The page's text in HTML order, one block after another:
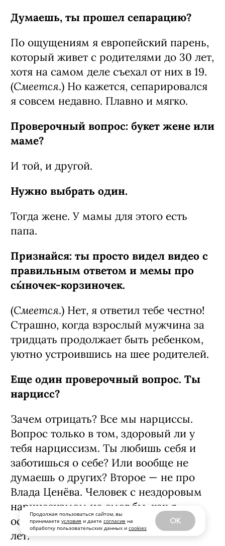
Продолжая пользоваться сайтом, вы
принимаете условия и даете согласие на
обработку пользовательских данных и cookies
OK
Думаешь, ты прошел сепарацию?
По ощущениям я европейский парень,
который живет с родителями до 30 лет,
хотя на самом деле съехал от них в 19.
(Смеется.) Но кажется, сепарировался
я совсем недавно. Плавно и мягко.
Проверочный вопрос: букет жене или
маме?
И той, и другой.
Нужно выбрать один.
Тогда жене. У мамы для этого есть
папа.
Признайся: ты просто видел видео с
правильным ответом и мемы про
сы́ночек-­корзиночек.
(Смеется.) Нет, я ответил тебе честно!
Страшно, когда взрослый мужчина за
тридцать продолжает быть ребенком,
уютно устроившись на шее родителей.
Еще один проверочный вопрос. Ты
нарцисс?
Зачем отрицать? Все мы нарциссы.
Вопрос только в том, здоровый ли у
тебя нарциссизм. Ты любишь себя и
заботишься о себе? Или вообще не
думаешь о других? Второе — не про
Влада Ценёва. Человек с нездоровым
нарциссизмом не смог бы, как я,
оставаться в отношениях целых семь
лет.